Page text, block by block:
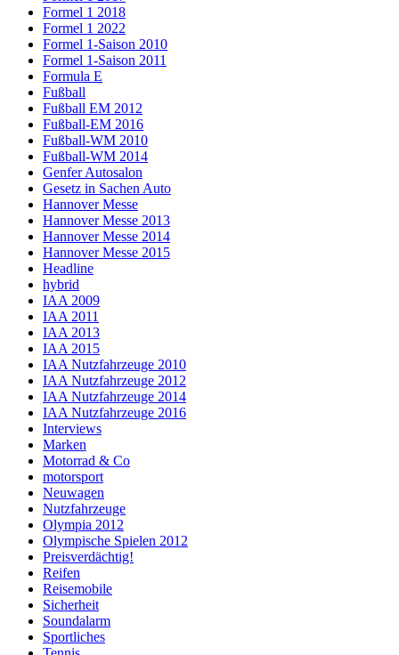
Formel 1 2018
Formel 1 2022
Formel 1-Saison 2010
Formel 1-Saison 2011
Formula E
Fußball
Fußball EM 2012
Fußball-EM 2016
Fußball-WM 2010
Fußball-WM 2014
Genfer Autosalon
Gesetz in Sachen Auto
Hannover Messe
Hannover Messe 2013
Hannover Messe 2014
Hannover Messe 2015
Headline
hybrid
IAA 2009
IAA 2011
IAA 2013
IAA 2015
IAA Nutzfahrzeuge 2010
IAA Nutzfahrzeuge 2012
IAA Nutzfahrzeuge 2014
IAA Nutzfahrzeuge 2016
Interviews
Marken
Motorrad & Co
motorsport
Neuwagen
Nutzfahrzeuge
Olympia 2012
Olympische Spielen 2012
Preisverdächtig!
Reifen
Reisemobile
Sicherheit
Soundalarm
Sportliches